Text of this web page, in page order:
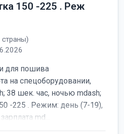
150 -225 . Реж
для пошива
на спецоборудовании,
38 шек. час, ночью mdash;
-225 . Режим: день (7-19),
md...